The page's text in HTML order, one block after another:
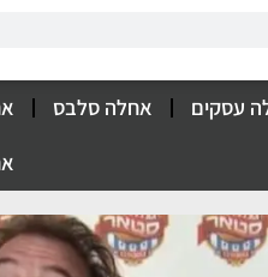
עסקים אחלה סלבס